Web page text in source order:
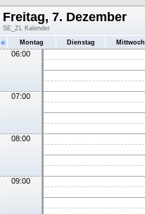
Freitag, 7. Dezember
SE_ZL Kalender
« Montag Dienstag Mittwoch
06:00
07:00
08:00
09:00